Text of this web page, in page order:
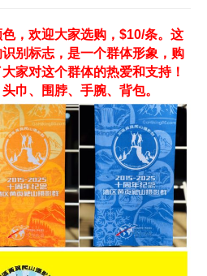
，欢迎大家选购，$10/条。这
别标志，是一个群体形象，购
家对这个群体的热爱和支持！
巾、围脖、手腕、背包。